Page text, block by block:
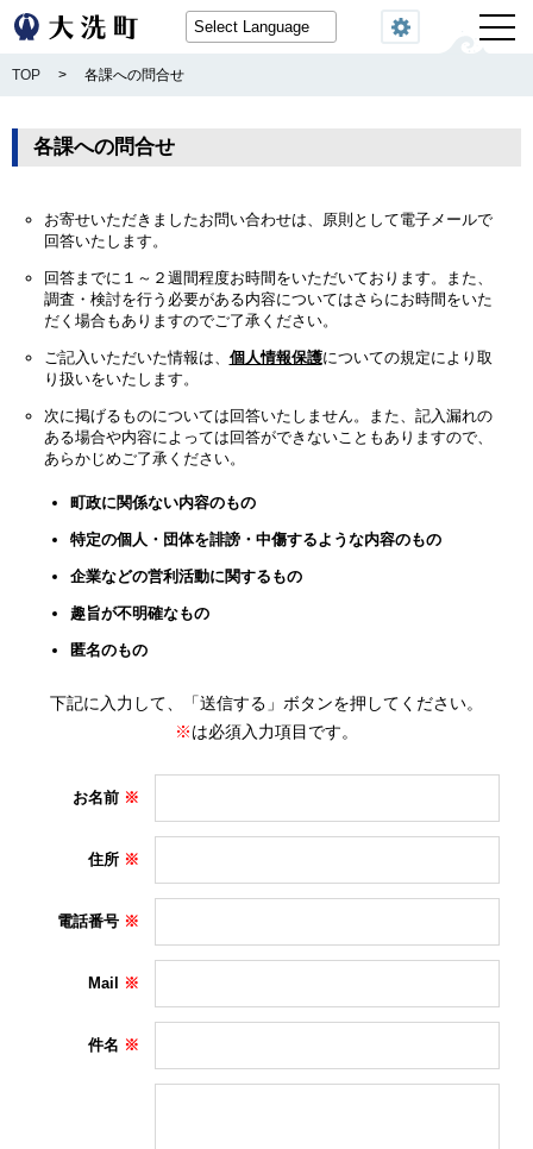
閲覧機能
TOP > 各課への問合せ
各課への問合せ
お寄せいただきましたお問い合わせは、原則として電子メールで
回答いたします。
回答までに１～２週間程度お時間をいただいております。また、
調査・検討を行う必要がある内容についてはさらにお時間をいた
だく場合もありますのでご了承ください。
ご記入いただいた情報は、 個人情報保護についての規定により取
り扱いをいたします。
次に掲げるものについては回答いたしません。また、記入漏れの
ある場合や内容によっては回答ができないこともありますので、
あらかじめご了承ください。
町政に関係ない内容のもの
特定の個人・団体を誹謗・中傷するような内容のもの
企業などの営利活動に関するもの
趣旨が不明確なもの
匿名のもの
下記に入力して、「送信する」ボタンを押してください。
※は必須入力項目です。
お名前
住所
電話番号
Mail
件名